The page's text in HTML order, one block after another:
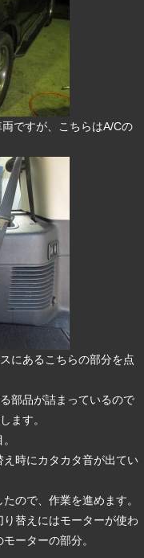
ですが、こちらはA/Cの
にあるこちらの部分を点
部品が詰まっているので
ます。
時にカタカタ音が出てい
ので、作業を進めます。
替えにはモーターが使わ
ーターの部分。